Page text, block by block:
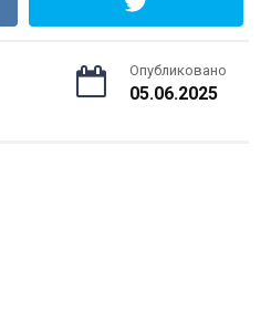
Опубликовано
05.06.2025